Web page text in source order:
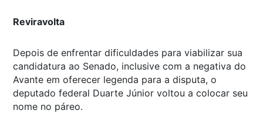
Reviravolta
Depois de enfrentar dificuldades para viabilizar sua
candidatura ao Senado, inclusive com a negativa do
Avante em oferecer legenda para a disputa, o
deputado federal Duarte Júnior voltou a colocar seu
nome no páreo.